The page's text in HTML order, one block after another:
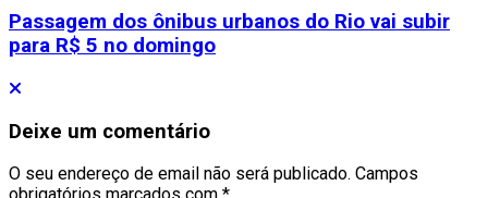
Passagem dos ônibus urbanos do Rio vai subir
para R$ 5 no domingo
Deixe um comentário
O seu endereço de email não será publicado. Campos